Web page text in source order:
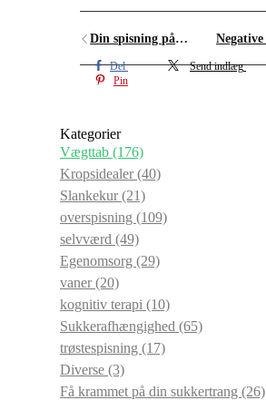
Din spisning påvirker selvværdet
Del Send indlæg
Pin
Kategorier
Vægttab (176)
Kropsidealer(40)
Slankekur(21)
overspisning (109)
selvværd (49)
Egenomsorg (29)
vaner(20)
kognitiv terapi (10)
Sukkerafhængighed (65)
trøstespisning (17)
Diverse (3)
Få krammet på din sukkertrang (26)